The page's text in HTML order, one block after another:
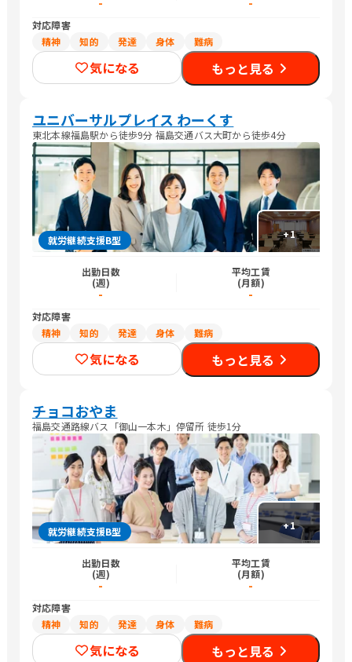
対応障害
精神
知的 発達 身体 難病
気になる もっと見る
ユニバーサルプレイス わーくす
東北本線福島駅から徒歩9分 福島交通バス大町から徒歩4分
+1
就労継続支援B型
出勤日数
(週)
-
平均工賃
(月額)
-
対応障害
精神
知的 発達 身体 難病
気になる もっと見る
チョコおやま
福島交通路線バス「御山一本木」停留所 徒歩1分
+1
就労継続支援B型
出勤日数
(週)
-
平均工賃
(月額)
-
対応障害
精神
知的 発達 身体 難病
気になる もっと見る